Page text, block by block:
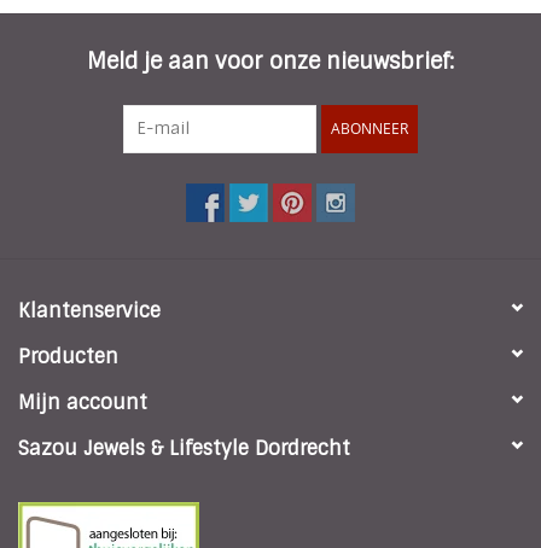
Meld je aan voor onze nieuwsbrief:
ABONNEER
Klantenservice
Producten
Mijn account
Sazou Jewels & Lifestyle Dordrecht